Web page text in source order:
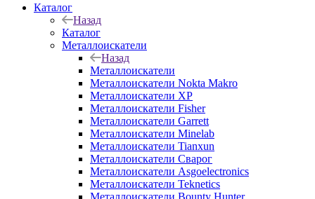
Каталог
Назад
Каталог
Металлоискатели
Назад
Металлоискатели
Металлоискатели Nokta Makro
Металлоискатели XP
Металлоискатели Fisher
Металлоискатели Garrett
Металлоискатели Minelab
Металлоискатели Tianxun
Металлоискатели Сварог
Металлоискатели Asgoelectronics
Металлоискатели Teknetics
Металлоискатели Bounty Hunter